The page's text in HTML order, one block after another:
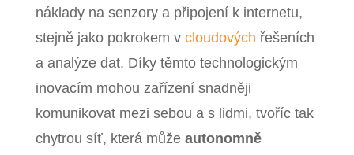
náklady na senzory a připojení k internetu,
stejně jako pokrokem v cloudových řešeních
a analýze dat. Díky těmto technologickým
inovacím mohou zařízení snadněji
komunikovat mezi sebou a s lidmi, tvoříc tak
chytrou síť, která může autonomně